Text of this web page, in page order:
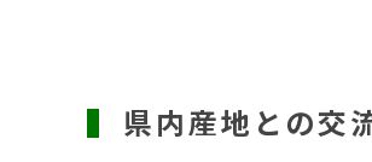
県内産地との交